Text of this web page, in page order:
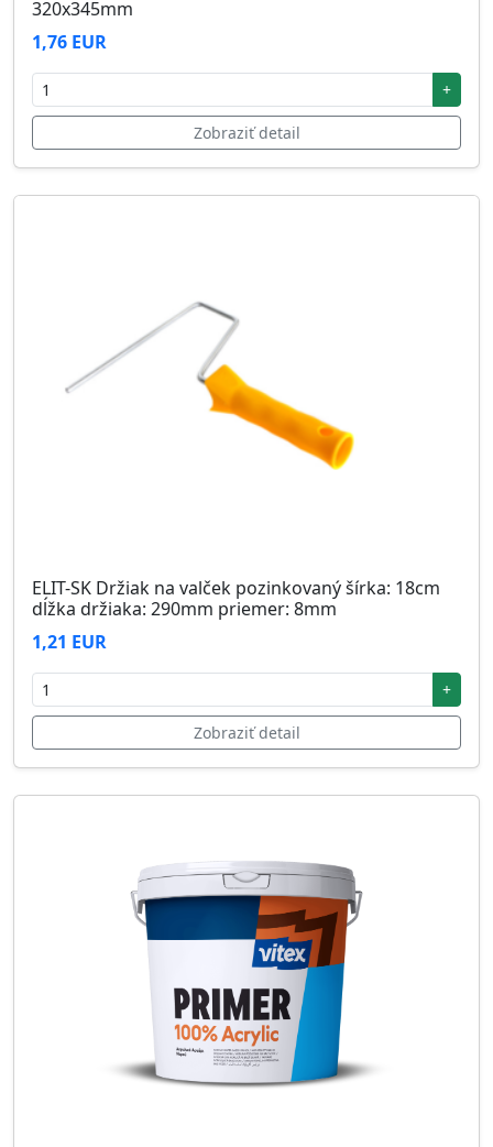
320x345mm
1,76 EUR
+
Zobraziť detail
ELIT-SK Držiak na valček pozinkovaný šírka: 18cm
dĺžka držiaka: 290mm priemer: 8mm
1,21 EUR
+
Zobraziť detail